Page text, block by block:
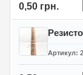
0,50 грн.
Артикул